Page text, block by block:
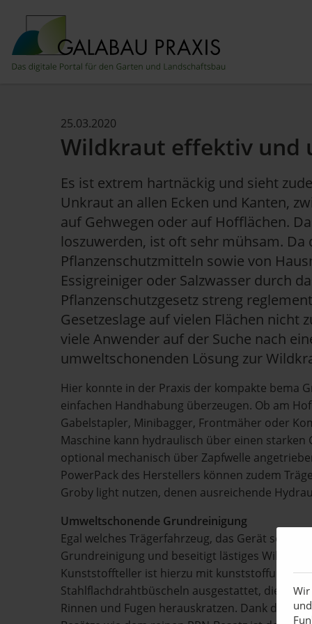
25.03.2020
Wildkraut effektiv und
Es ist extrem hartnäckig und sieht
Unkraut an allen Ecken und Kanten,
auf Gehwegen oder auf Hofflächen.
loszuwerden, ist oft sehr mühsam. Da
Pflanzenschutzmitteln sowie von
Essigreiniger oder Salzwasser durch
Pflanzenschutzgesetz streng
Gesetzeslage auf vielen Flächen nicht
viele Anwender auf der Suche nach
umweltschonenden Lösung zur
Hier konnte in der Praxis der kompakte bema
einfachen Handhabung überzeugen. Ob am
Gabelstapler, Minibagger, Frontmäher oder
Maschine kann hydraulisch über einen
optional mechanisch über Zapfwelle
PowerPack des Herstellers können zudem
Groby light nutzen, denen ausreichende
Umweltschonende Grundreinigung
Egal welches Trägerfahrzeug, das Gerät sorgt
Grundreinigung und beseitigt lästiges
Kunststoffteller ist hierzu mit
Stahlflachdrahtbüscheln ausgestattet, die das
Rinnen und Fugen herauskratzen. Dank der
Wir